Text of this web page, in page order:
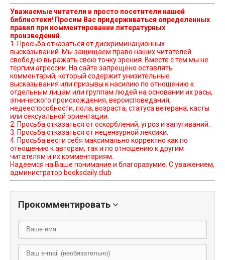
Уважаемые читатели и просто посетители нашей
библиотеки! Просим Вас придерживаться определенных
правил при комментировании литературных
произведений.
1. Просьба отказаться от дискриминационных
высказываний. Мы защищаем право наших читателей
свободно выражать свою точку зрения. Вместе с тем мы не
терпим агрессии. На сайте запрещено оставлять
комментарий, который содержит унизительные
высказывания или призывы к насилию по отношению к
отдельным лицам или группам людей на основании их расы,
этнического происхождения, вероисповедания,
недееспособности, пола, возраста, статуса ветерана, касты
или сексуальной ориентации.
2. Просьба отказаться от оскорблений, угроз и запугиваний.
3. Просьба отказаться от нецензурной лексики.
4. Просьба вести себя максимально корректно как по
отношению к авторам, так и по отношению к другим
читателям и их комментариям.
Надеемся на Ваше понимание и благоразумие. С уважением,
администратор booksdaily.club
Прокомментировать